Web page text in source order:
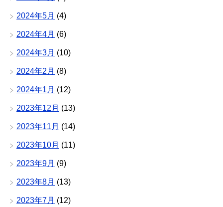
2024年5月 (4)
2024年4月 (6)
2024年3月 (10)
2024年2月 (8)
2024年1月 (12)
2023年12月 (13)
2023年11月 (14)
2023年10月 (11)
2023年9月 (9)
2023年8月 (13)
2023年7月 (12)